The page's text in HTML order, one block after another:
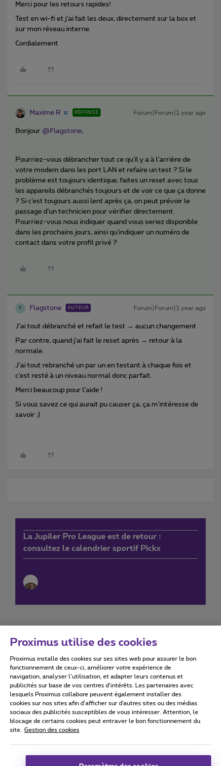
Merci pour les retours rapides!
Test en wi-fi et j’ai fait les deux, directement sur la box et
sur mon réseau interne.
Cordialement
Maxime R RÉPONSE Forum|Forum|1 year ago
Bonjour ​ @Flagstone,
Pourriez-vous débrancher tout ce qu’il y a à l’arrière de
votre modem dans les port LAN et refaire un test ? Si le
problème est toujours identique, faites un reset avec tous
les appareils débranchés toujours et de voir ce que ça donne
? Si c’est toujours aussi lent après ça, on peut prévoir le
passage d’un technicien pour vérifier directement.
Pourriez-vous nous indiquer quand vous seriez disponible
dans les prochains jours, ainsi qu’indiquer un numéro de
contact dans votre profil privé ?
F Flagstone AUTEUR Forum|Forum|1 year ago
J’ai tout débranché et refait le test → aucun changement
Par contre, quand j’ai fait le reset après → retour à la
normale.
J’ai tout rebranché un par un en testant à chaque fois et
c’est resté à un niveau normal donc parfait.
Merci beaucoup pour l’aide !
Si vous savez ce qui aurait pu causer ça, ça m’intéresse de
savoir ;)
La Jupiler Pro League est de retour :
consultez le calendrier sportif Pickx
Conditions d'utilisation Accessibility statement
Tous droits réservés. © 2026
Conditions générales, info consommateur
Coordonnées de l’entreprise
Proximus utilise des cookies
Proximus installe des cookies sur ses sites web pour assurer le bon
fonctionnement de ceux-ci, améliorer votre expérience de
navigation, analyser l’utilisation, et adapter leurs contenus et
publicités sur base de vos centres d’intérêts. Les partenaires avec
lesquels Proximus collabore peuvent également installer des
cookies sur nos sites afin d’afficher sur d'autres sites ou des médias
sociaux des publicités susceptibles de vous intéresser. Attention, le
blocage de certains cookies peut entraver le bon fonctionnement du
site.
Gestion des cookies